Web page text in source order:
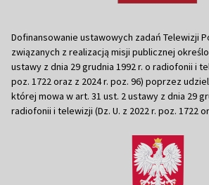
Dofinansowanie ustawowych zadań Telewizji
związanych z realizacją misji publicznej
ustawy z dnia 29 grudnia 1992 r. o radiofonii i
poz. 1722 oraz z 2024 r. poz. 96) poprzez
której mowa w art. 31 ust. 2 ustawy z dnia 29
radiofonii i telewizji (Dz. U. z 2022 r. poz. 1722